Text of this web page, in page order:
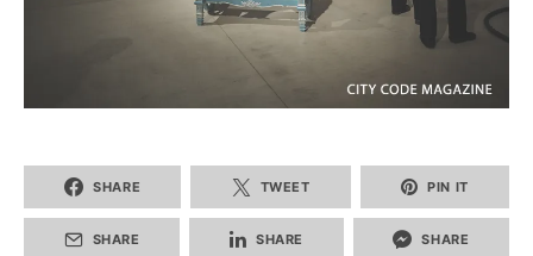
SHARE TWEET PIN IT
SHARE SHARE SHARE